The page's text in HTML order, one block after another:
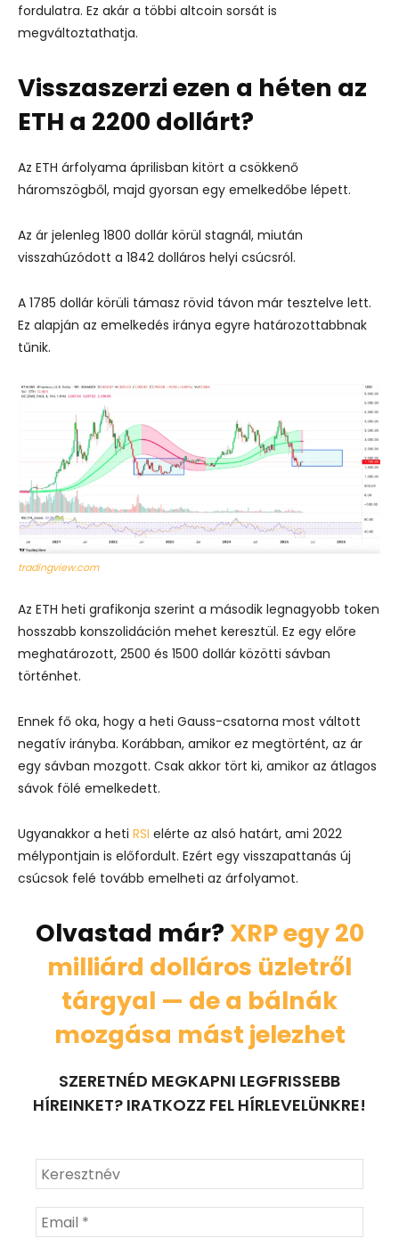
fordulatra. Ez akár a többi altcoin sorsát is
megváltoztathatja.
Visszaszerzi ezen a héten az
ETH a 2200 dollárt?
Az ETH árfolyama áprilisban kitört a csökkenő
háromszögből, majd gyorsan egy emelkedőbe lépett.
Az ár jelenleg 1800 dollár körül stagnál, miután
visszahúzódott a 1842 dolláros helyi csúcsról.
A 1785 dollár körüli támasz rövid távon már tesztelve lett.
Ez alapján az emelkedés iránya egyre határozottabbnak
tűnik.
tradingview.com
Az ETH heti grafikonja szerint a második legnagyobb token
hosszabb konszolidáción mehet keresztül. Ez egy előre
meghatározott, 2500 és 1500 dollár közötti sávban
történhet.
Ennek fő oka, hogy a heti Gauss-csatorna most váltott
negatív irányba. Korábban, amikor ez megtörtént, az ár
egy sávban mozgott. Csak akkor tört ki, amikor az átlagos
sávok fölé emelkedett.
Ugyanakkor a heti RSI elérte az alsó határt, ami 2022
mélypontjain is előfordult. Ezért egy visszapattanás új
csúcsok felé tovább emelheti az árfolyamot.
Olvastad már? XRP egy 20
milliárd dolláros üzletről
tárgyal — de a bálnák
mozgása mást jelezhet
SZERETNÉD MEGKAPNI LEGFRISSEBB
HÍREINKET? IRATKOZZ FEL HÍRLEVELÜNKRE!